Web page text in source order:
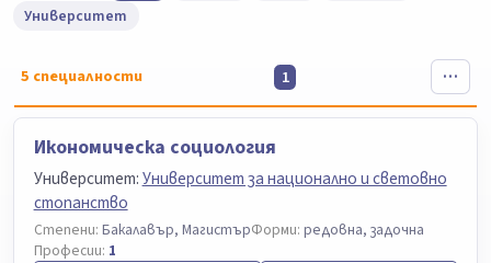
Университет
5 специалности 1
Икономическа социология
Университет:Университет за национално и световно
стопанство
Степени: Бакалавър, МагистърФорми: редовна, задочна
Професии: 1